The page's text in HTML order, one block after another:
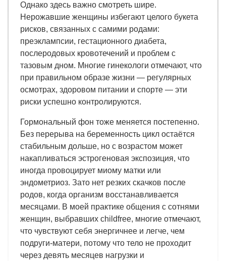
Однако здесь важно смотреть шире.
Нерожавшие женщины избегают целого букета
рисков, связанных с самими родами:
преэклампсии, гестационного диабета,
послеродовых кровотечений и проблем с
тазовым дном. Многие гинекологи отмечают, что
при правильном образе жизни — регулярных
осмотрах, здоровом питании и спорте — эти
риски успешно контролируются.
Гормональный фон тоже меняется постепенно.
Без перерыва на беременность цикл остаётся
стабильным дольше, но с возрастом может
накапливаться эстрогеновая экспозиция, что
иногда провоцирует миому матки или
эндометриоз. Зато нет резких скачков после
родов, когда организм восстанавливается
месяцами. В моей практике общения с сотнями
женщин, выбравших childfree, многие отмечают,
что чувствуют себя энергичнее и легче, чем
подруги-матери, потому что тело не проходит
через девять месяцев нагрузки и